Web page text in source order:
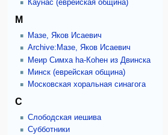
Каунас (еврейская община)
М
Мазе, Яков Исаевич
Archive:Мазе, Яков Исаевич
Меир Симха ha-Коhен из Двинска
Минск (еврейская община)
Московская хоральная синагога
С
Слободская иешива
Субботники